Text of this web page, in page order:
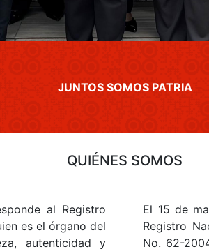
JUNTOS SOMOS PATRIA
QUIÉNES SOMOS
al Registro
es el órgano del
autenticidad y
El 15 de
Registro
No. 62-